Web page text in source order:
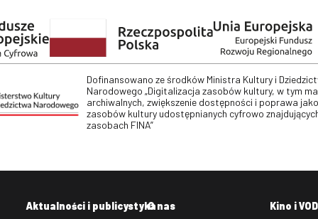
Dofinansowano ze środków Ministra Kultury i
Narodowego „Digitalizacja zasobów kultury, w tym
archiwalnych, zwiększenie dostępności i poprawa
zasobów kultury udostępnianych cyfrowo
zasobach FINA”
Aktualności i publicystykaO nas Kino i VOD